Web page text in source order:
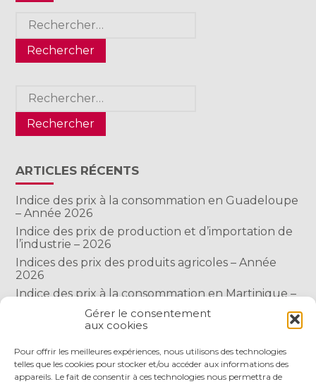
Gérer le consentement
aux cookies
Pour offrir les meilleures expériences, nous utilisons des technologies
telles que les cookies pour stocker et/ou accéder aux informations des
appareils. Le fait de consentir à ces technologies nous permettra de
Rechercher :
Rechercher :
ARTICLES RÉCENTS
Indice des prix à la consommation en Guadeloupe
– Année 2026
Indice des prix de production et d’importation de
l’industrie – 2026
Indices des prix des produits agricoles – Année
2026
Indice des prix à la consommation en Martinique –
Indice des prix à la consommation à Mayotte –
COMMENTAIRES RÉCENTS